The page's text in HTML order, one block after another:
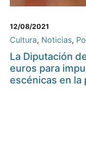
12/08/2021
Cultura, Noticias,
La Diputación
euros para
escénicas en la